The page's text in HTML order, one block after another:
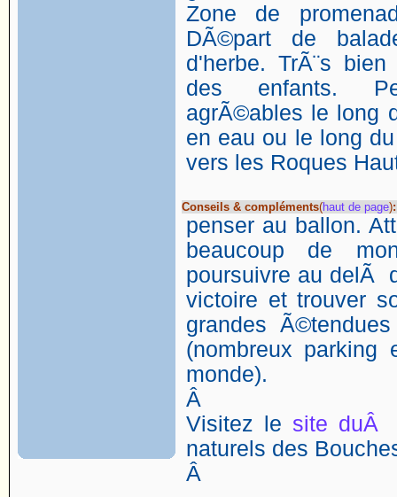
Zone de
DÃ©part de
d'herbe. TrÃ¨s
des enfants.
agrÃ©ables le long
en eau ou le long
vers les Roques
Conseils & compléments(haut de page):
penser au ballon.
beaucoup de
poursuivre au delÃ
victoire et trouver
grandes
(nombreux
monde).
Â
Visitez le site duÂ
naturels des
Â